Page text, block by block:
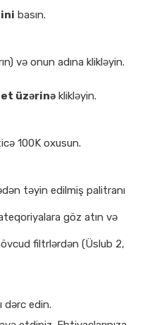
basın.
və onun adına klikləyin.
üzərinə klikləyin.
100K oxusun.
təyin edilmiş palitranı
göz atın və
filtrlərdən (Üslub 2,
dərc edin.